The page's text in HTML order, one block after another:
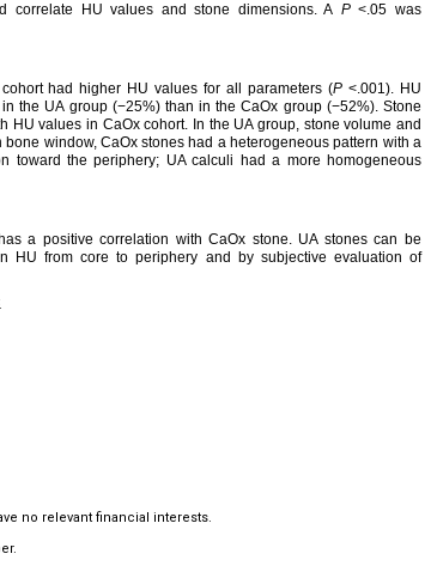
correlate HU values and stone dimensions. A P<.05 was
had higher HU values for all parameters (P <.001). HU
the UA group (−25%) than in the CaOx group (−52%). Stone
values in CaOx cohort. In the UA group, stone volume and
window, CaOx stones had a heterogeneous pattern with a
toward the periphery; UA calculi had a more homogeneous
a positive correlation with CaOx stone. UA stones can be
HU from core to periphery and by subjective evaluation of
no relevant financial interests.